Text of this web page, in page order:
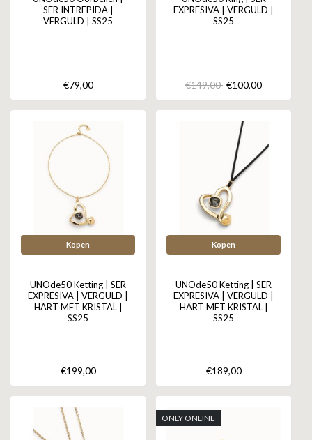
SER INTREPIDA |
VERGULD | SS25
€79,00
EXPRESIVA | VERGULD |
SS25
€149,00 €100,00
Kopen
UNOde50 Ketting | SER
EXPRESIVA | VERGULD |
HART MET KRISTAL |
SS25
€199,00
Kopen
UNOde50 Ketting | SER
EXPRESIVA | VERGULD |
HART MET KRISTAL |
SS25
€189,00
ONLY ONLINE